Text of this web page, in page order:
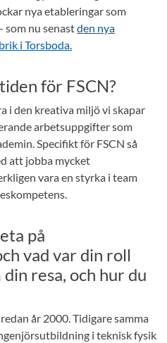
nya etableringar som
som nu senastden nya
i Torsboda.
för FSCN?
i den kreativa miljö vi skapar
arbetsuppgifter som
Specifikt för FSCN så
att jobba mycket
vara en styrka i team
på
vad var din roll
resa, och hur du
år 2000. Tidigare samma
i teknisk fysik